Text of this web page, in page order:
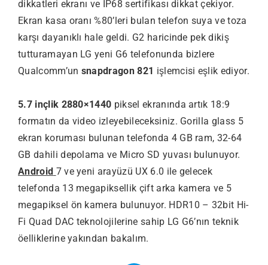
dikkatleri ekranı ve IP68 sertifikası dikkat çekiyor.
Ekran kasa oranı %80’leri bulan telefon suya ve toza
karşı dayanıklı hale geldi. G2 haricinde pek dikiş
tutturamayan LG yeni G6 telefonunda bizlere
Qualcomm’un snapdragon 821 işlemcisi eşlik ediyor.
5.7 inçlik 2880×1440 piksel ekranında artık 18:9
formatın da video izleyebileceksiniz. Gorilla glass 5
ekran koruması bulunan telefonda 4 GB ram, 32-64
GB dahili depolama ve Micro SD yuvası bulunuyor.
Android 7 ve yeni arayüzü UX 6.0 ile gelecek
telefonda 13 megapiksellik çift arka kamera ve 5
megapiksel ön kamera bulunuyor. HDR10 – 32bit Hi-
Fi Quad DAC teknolojilerine sahip LG G6’nın teknik
öelliklerine yakından bakalım.